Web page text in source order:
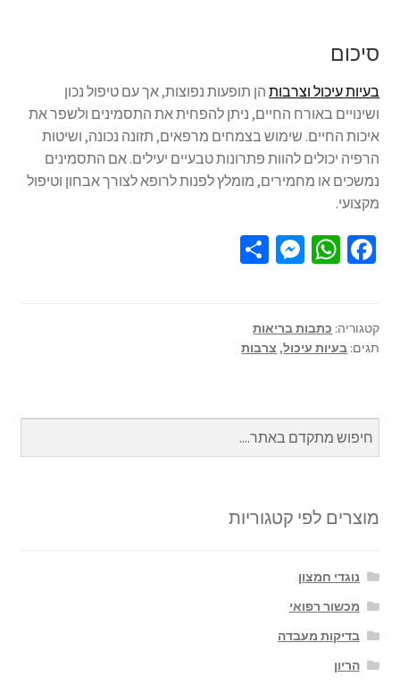
סיכום
בעיות עיכול וצרבותהן תופעות נפוצות, אך עם טיפול נכון
ושינויים באורח החיים, ניתן להפחית את התסמינים ולשפר את
איכות החיים. שימוש בצמחים מרפאים, תזונה נכונה, ושיטות
הרפיה יכולים להוות פתרונות טבעיים יעילים. אם התסמינים
נמשכים או מחמירים, מומלץ לפנות לרופא לצורך אבחון וטיפול
מקצועי.
Fa
o
o
W
sA
p
M
n
ge
S
קטגוריה: כתבות בריאות
תגים: בעיות עיכול, צרבות
מוצרים לפי קטגוריות
נוגדי חמצון
מכשור רפואי
בדיקות מעבדה
הריון